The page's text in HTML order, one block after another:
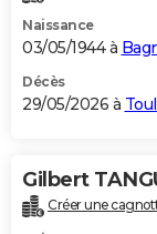
Naissance
03/05/1944 à
Décès
29/05/2026 à
Gilbert
Créer une